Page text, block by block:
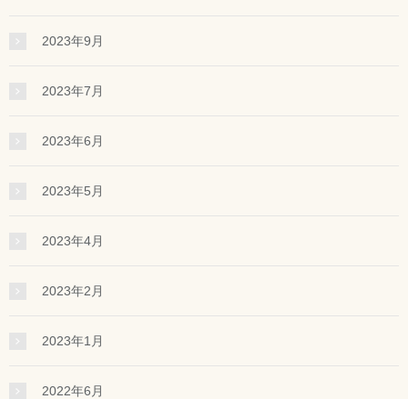
2023年9月
2023年7月
2023年6月
2023年5月
2023年4月
2023年2月
2023年1月
2022年6月